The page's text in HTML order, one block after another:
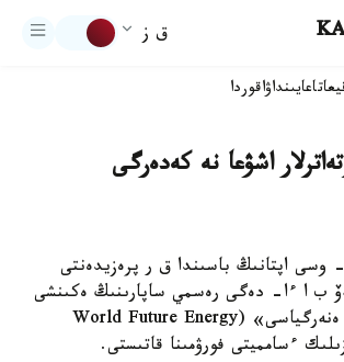
ق ز
تاعايىنداۋاقوردا
اشۋعا نە كەدەرگى
- وسى اپتانىڭ باسىندا ق ر پرەزيدەنتى
ب ا ءا- دەگى رەسمي ساپارىنىڭ ەكىنشى
كۇنىندە «بولاشاق ەنەرگياسى» (World Future Energy